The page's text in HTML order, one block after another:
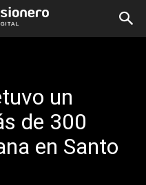
un
de 300
en Santo